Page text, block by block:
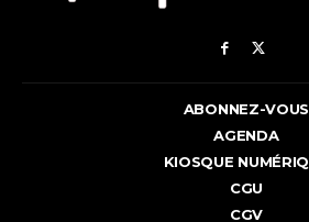
ABONNEZ-VOUS
AGENDA
KIOSQUE
CGU
CGV